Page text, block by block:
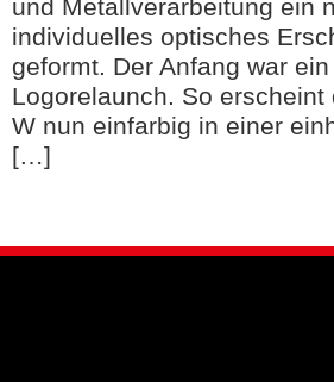
und Metallverarbeitung ein
individuelles optisches
geformt. Der Anfang war
Logorelaunch. So erscheint
W nun einfarbig in einer
[…]